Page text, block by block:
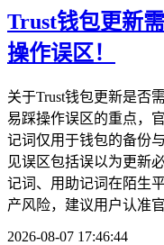
Trust钱包更新
操作误区！
关于Trust钱包更新是否
易踩操作误区的重点，
记词仅用于钱包的备份
见误区包括误以为更新
记词、用助记词在陌生
产风险，建议用户认准
2026-08-07 17:46:44